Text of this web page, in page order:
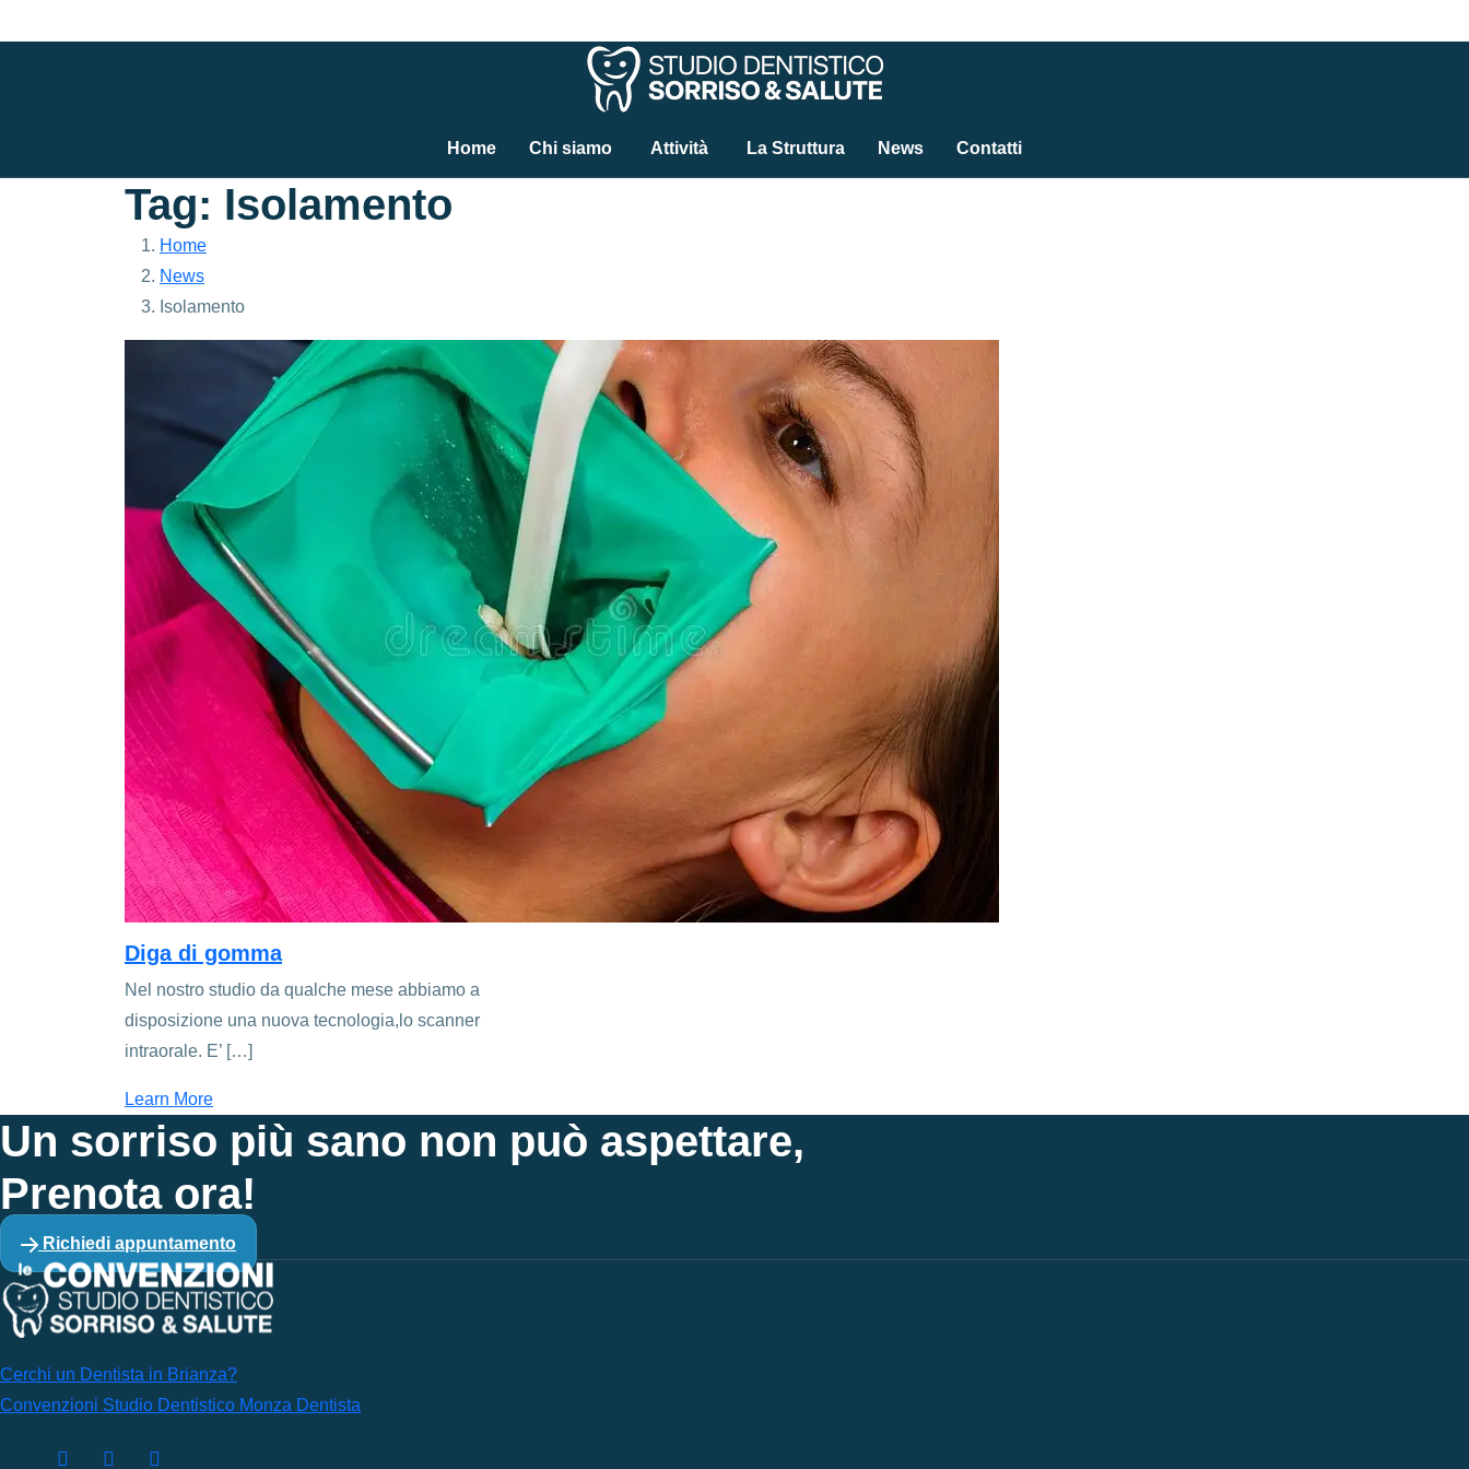
Home
Chi siamo Attività La Struttura News Contatti
Tag: Isolamento
Home
News
Isolamento
Diga di gomma
Nel nostro studio da qualche mese abbiamo a
disposizione una nuova tecnologia,lo scanner
intraorale. E’ […]
Learn More
Un sorriso più sano non può aspettare,
Prenota ora!
Richiedi appuntamento
Cerchi un Dentista in Brianza?
Convenzioni Studio Dentistico Monza Dentista